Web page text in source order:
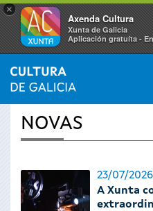
×
Axenda Cultura
Xunta de Galicia
Aplicación gratuíta -
Vostede
está
aquí
INICIO › ACTUALIDADE
NOVAS
23/07/2026
A Xunta